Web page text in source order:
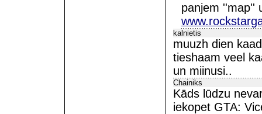
panjem ''map''
kalnietis
muuzh dien
tieshaam veel
un miinusi..
Chainiks
Kāds lūdzu
iekopet GTA: